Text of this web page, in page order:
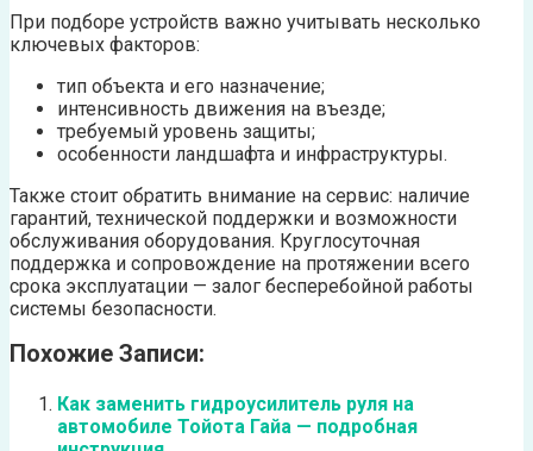
При подборе устройств важно учитывать несколько
ключевых факторов:
тип объекта и его назначение;
интенсивность движения на въезде;
требуемый уровень защиты;
особенности ландшафта и инфраструктуры.
Также стоит обратить внимание на сервис: наличие
гарантий, технической поддержки и возможности
обслуживания оборудования. Круглосуточная
поддержка и сопровождение на протяжении всего
срока эксплуатации — залог бесперебойной работы
системы безопасности.
Похожие Записи:
Как заменить гидроусилитель руля на
автомобиле Тойота Гайа — подробная